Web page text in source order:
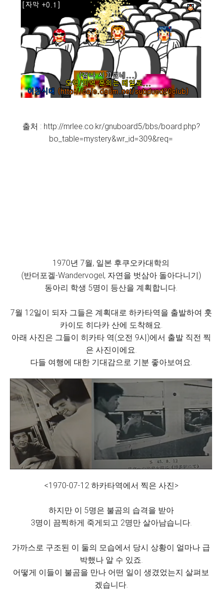
출처 : http://mrlee.co.kr/gnuboard5/bbs/board.php?
bo_table=mystery&wr_id=309&req=
1970년 7월, 일본 후쿠오카대학의
(반더포겔-Wandervogel, 자연을 벗삼아 돌아다니기)
동아리 학생 5명이 등산을 계획합니다.
7월 12일이 되자 그들은 계획대로 하카타역을 출발하여 훗
카이도 히다카 산에 도착해요.
아래 사진은 그들이 히카타 역(오전 9시)에서 출발 직전 찍
은 사진이에요.
다들 여행에 대한 기대감으로 기분 좋아보여요.
<1970-07-12 하카타역에서 찍은 사진>
하지만 이 5명은 불곰의 습격을 받아
3명이 끔찍하게 죽게되고 2명만 살아남습니다.
가까스로 구조된 이 둘의 모습에서 당시 상황이 얼마나 급
박했나 알 수 있죠.
어떻게 이들이 불곰을 만나 어떤 일이 생겼었는지 살펴보
겠습니다.